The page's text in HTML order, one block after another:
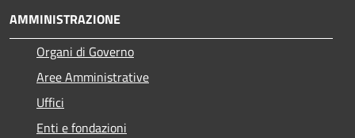
AMMINISTRAZIONE
Organi di Governo
Aree Amministrative
Uffici
Enti e fondazioni